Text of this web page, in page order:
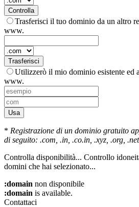
Controlla
Trasferisci il tuo dominio da un altro
www.
Trasferisci
Utilizzerò il mio dominio esistente ed
www.
Usa
* Registrazione di un dominio gratuito
di seguito: .com, .in, .co.in, .xyz, .org,
Controlla disponibilità... Controllo
domini che hai selezionato...
:domain non disponibile
:domain is available.
Contattaci